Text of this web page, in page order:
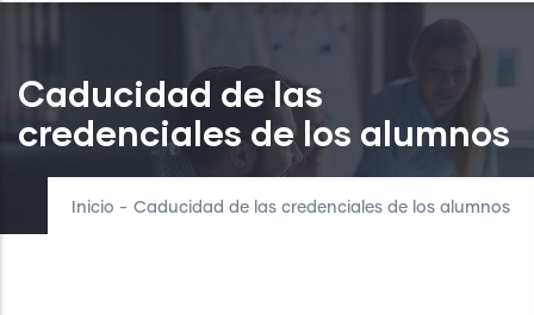
Caducidad de las
credenciales de los alumnos
Inicio - Caducidad de las credenciales de los alumnos